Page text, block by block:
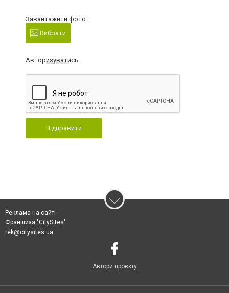
Завантажити фото:
Вибрати
Авторизуватись
Відправити
Реклама на сайті
Франшиза "CitySites"
rek@citysites.ua
Автори проєкту